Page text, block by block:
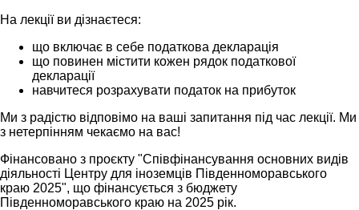
На лекції ви дізнаєтеся:
що включає в себе податкова декларація
що повинен містити кожен рядок податкової
декларації
навчитеся розрахувати податок на прибуток
Ми з радістю відповімо на ваші запитання під час лекції. Ми
з нетерпінням чекаємо на вас!
Фінансовано з проєкту "Співфінансування основних видів
діяльності Центру для іноземців Південноморавського
краю 2025", що фінансується з бюджету
Південноморавського краю на 2025 рік.